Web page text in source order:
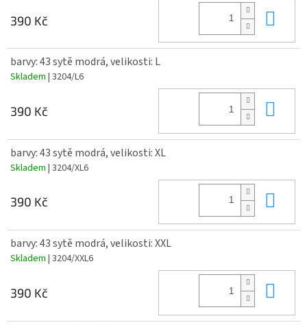
390 Kč
barvy: 43 sytě modrá, velikosti: L
Skladem | 3204/L6
390 Kč
barvy: 43 sytě modrá, velikosti: XL
Skladem | 3204/XL6
390 Kč
barvy: 43 sytě modrá, velikosti: XXL
Skladem | 3204/XXL6
390 Kč